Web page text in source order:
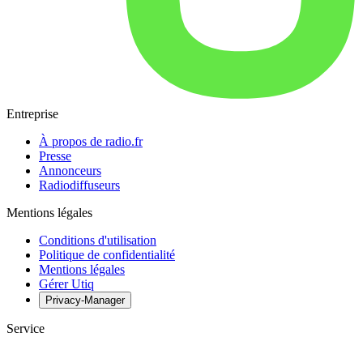
Entreprise
À propos de radio.fr
Presse
Annonceurs
Radiodiffuseurs
Mentions légales
Conditions d'utilisation
Politique de confidentialité
Mentions légales
Gérer Utiq
Privacy-Manager
Service